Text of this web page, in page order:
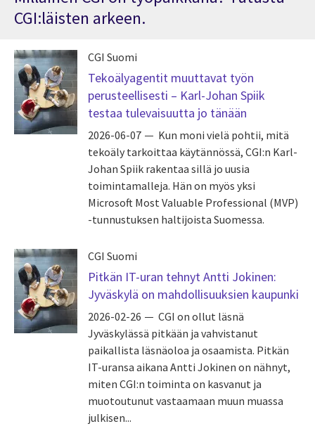
CGI:läisten arkeen.
CGI Suomi
Tekoälyagentit muuttavat työn
perusteellisesti – Karl-Johan Spiik
testaa tulevaisuutta jo tänään
2026-06-07
Kun moni vielä pohtii, mitä
tekoäly tarkoittaa käytännössä, CGI:n Karl-
Johan Spiik rakentaa sillä jo uusia
toimintamalleja. Hän on myös yksi
Microsoft Most Valuable Professional (MVP)
-tunnustuksen haltijoista Suomessa.
CGI Suomi
Pitkän IT-uran tehnyt Antti Jokinen:
Jyväskylä on mahdollisuuksien kaupunki
2026-02-26
CGI on ollut läsnä
Jyväskylässä pitkään ja vahvistanut
paikallista läsnäoloa ja osaamista. Pitkän
IT-uransa aikana Antti Jokinen on nähnyt,
miten CGI:n toiminta on kasvanut ja
muotoutunut vastaamaan muun muassa
julkisen...